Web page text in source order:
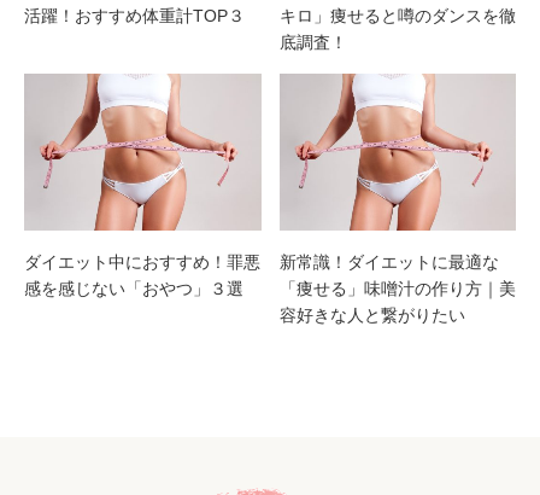
活躍！おすすめ体重計TOP３
キロ」痩せると噂のダンスを徹
底調査！
ダイエット中におすすめ！罪悪
感を感じない「おやつ」３選
新常識！ダイエットに最適な
「痩せる」味噌汁の作り方｜美
容好きな人と繋がりたい